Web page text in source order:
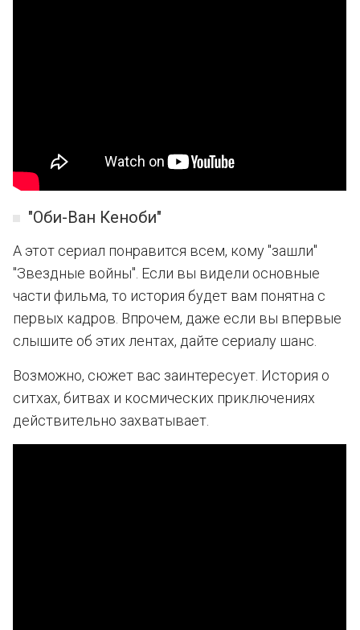
"Оби-Ван Кеноби"
А этот сериал понравится всем, кому "зашли"
"Звездные войны". Если вы видели основные
части фильма, то история будет вам понятна с
первых кадров. Впрочем, даже если вы впервые
слышите об этих лентах, дайте сериалу шанс.
Возможно, сюжет вас заинтересует. История о
ситхах, битвах и космических приключениях
действительно захватывает.